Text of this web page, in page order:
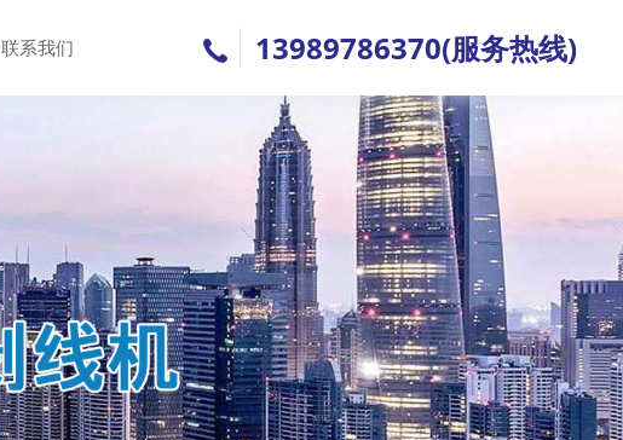
联系我们 13989786370(服务热线)